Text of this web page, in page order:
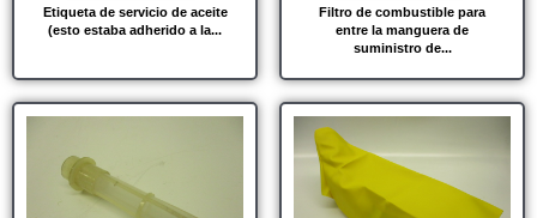
Etiqueta de servicio de aceite
(esto estaba adherido a la...
Filtro de combustible para
entre la manguera de
suministro de...